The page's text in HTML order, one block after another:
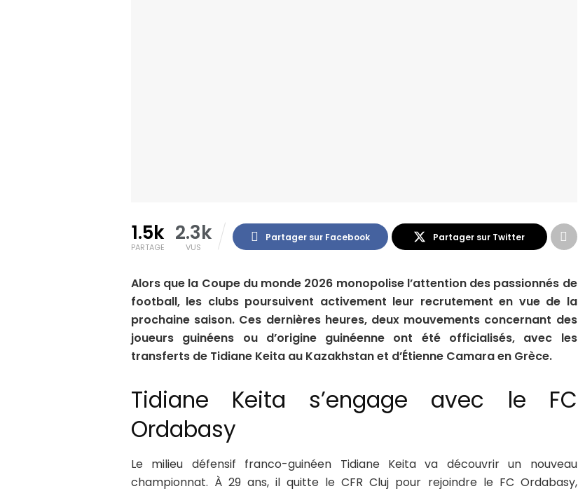
1.5k
PARTAGE
2.3k
VUS
Partager sur Facebook Partager sur Twitter
Alors que la Coupe du monde 2026 monopolise l’attention des passionnés de
football, les clubs poursuivent activement leur recrutement en vue de la
prochaine saison. Ces dernières heures, deux mouvements concernant des
joueurs guinéens ou d’origine guinéenne ont été officialisés, avec les
transferts de Tidiane Keita au Kazakhstan et d’Étienne Camara en Grèce.
Tidiane Keita s’engage avec le FC
Ordabasy
Le milieu défensif franco-guinéen Tidiane Keita va découvrir un nouveau
championnat. À 29 ans, il quitte le CFR Cluj pour rejoindre le FC Ordabasy,